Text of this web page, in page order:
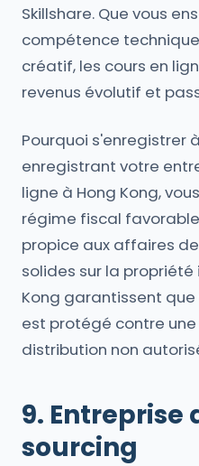
Skillshare. Que vous
compétence
créatif, les cours en
revenus évolutif et
Pourquoi s'enregistrer
enregistrant votre
ligne à Hong Kong,
régime fiscal
propice aux affaires de
solides sur la
Kong garantissent
est protégé contre
distribution non
9.
sourcing